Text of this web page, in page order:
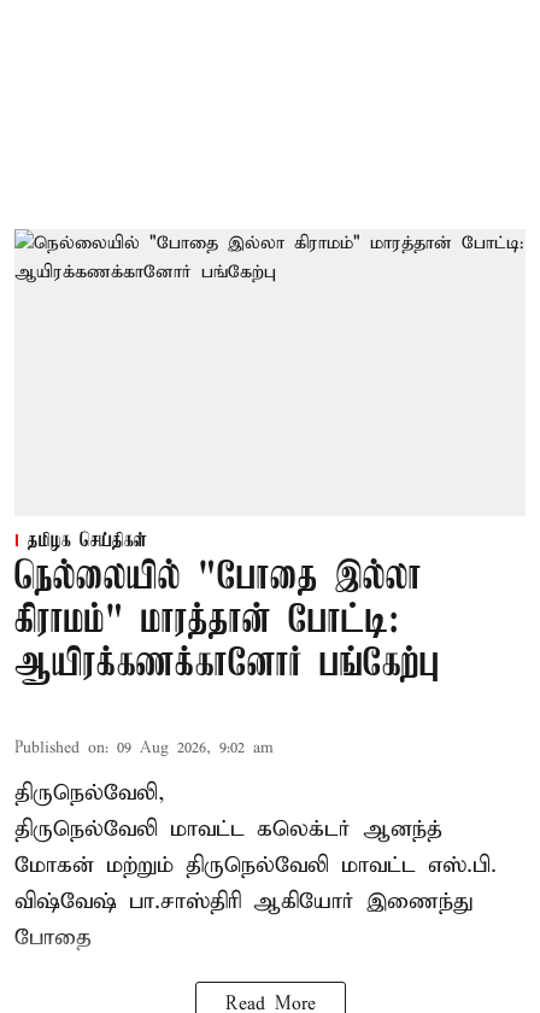
தமிழக செய்திகள்
நெல்லையில் "போதை இல்லா
கிராமம்" மாரத்தான் போட்டி:
ஆயிரக்கணக்கானோர் பங்கேற்பு
Published on: 09 Aug 2026, 9:02 am
திருநெல்வேலி,
திருநெல்வேலி மாவட்ட கலெக்டர் ஆனந்த்
மோகன் மற்றும் திருநெல்வேலி மாவட்ட எஸ்.பி.
விஷ்வேஷ் பா.சாஸ்திரி ஆகியோர் இணைந்து
போதை
Read More